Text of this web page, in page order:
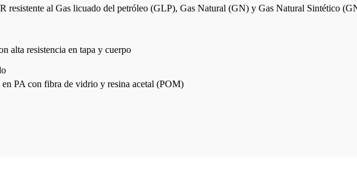
resistente al Gas licuado del petróleo (GLP), Gas Natural (GN) y Gas Natural Sintético
alta resistencia en tapa y cuerpo
en PA con fibra de vidrio y resina acetal (POM)